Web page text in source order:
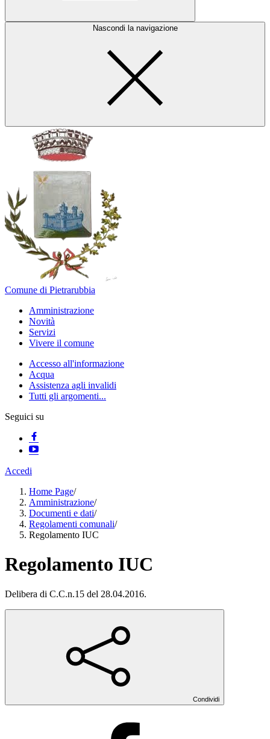
Nascondi la navigazione
Comune di Pietrarubbia
Amministrazione
Novità
Servizi
Vivere il comune
Accesso all'informazione
Acqua
Assistenza agli invalidi
Tutti gli argomenti...
Seguici su
Accedi
Home Page/
Amministrazione/
Documenti e dati/
Regolamenti comunali/
Regolamento IUC
Regolamento IUC
Delibera di C.C.n.15 del 28.04.2016.
Condividi